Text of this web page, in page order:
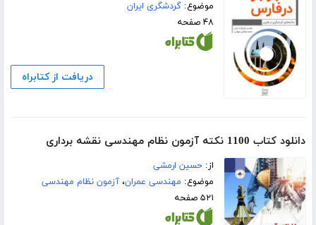
موضوع:گردشگری ایران
۴۸ صفحه
دریافت از کتابراه
دانلود کتاب 1100 نکته آزمون نظام مهندسی نقشه برداری
از:حسین ارمشی
موضوع: مهندسی عمران،آزمون نظام مهندسی
۵۲۱ صفحه